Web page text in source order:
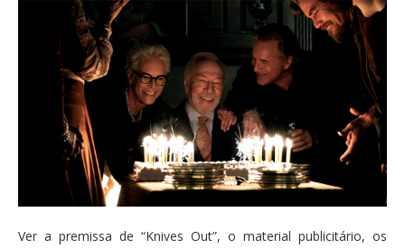
Ver a premissa de “Knives Out”, o material publicitário, os